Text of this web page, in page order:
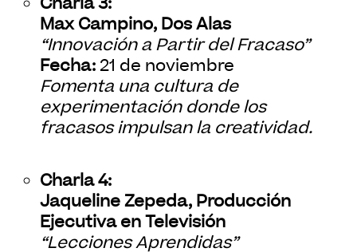
Max Campino, Dos Alas
“Innovación a Partir del Fracaso”
Fecha: 21 de noviembre
Fomenta una cultura de
experimentación donde los
fracasos impulsan la creatividad.
Charla 4:
Jaqueline Zepeda, Producción
Ejecutiva en Televisión
“Lecciones Aprendidas”